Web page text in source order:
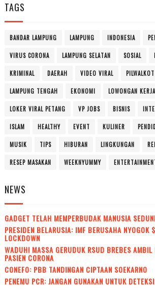
TAGS
BANDAR LAMPUNG LAMPUNG INDONESIA
VIRUS CORONA LAMPUNG SELATAN SOSIAL
KRIMINAL DAERAH VIDEO VIRAL PILWALKOT
LAMPUNG TENGAH EKONOMI LOWONGAN KERJA
LOKER VIRAL PETANG VP JOBS BISNIS
ISLAM HEALTHY EVENT KULINER
MUSIK TIPS HIBURAN LINGKUNGAN
RESEP MASAKAN WEEKNYUMMY
NEWS
GADGET TELAH MEMPERBUDAK MANUSIA
PRESIDEN BELARUSIA: IMF BERUSAHA NYOGOK
LOCKDOWN
WADUH! MASSA GERUDUK RSUD BREBES AMBIL
PASIEN CORONA
CONEFO: PBB TANDINGAN CIPTAAN SOEKARNO
PENEMU PCR: JANGAN GUNAKAN UNTUK